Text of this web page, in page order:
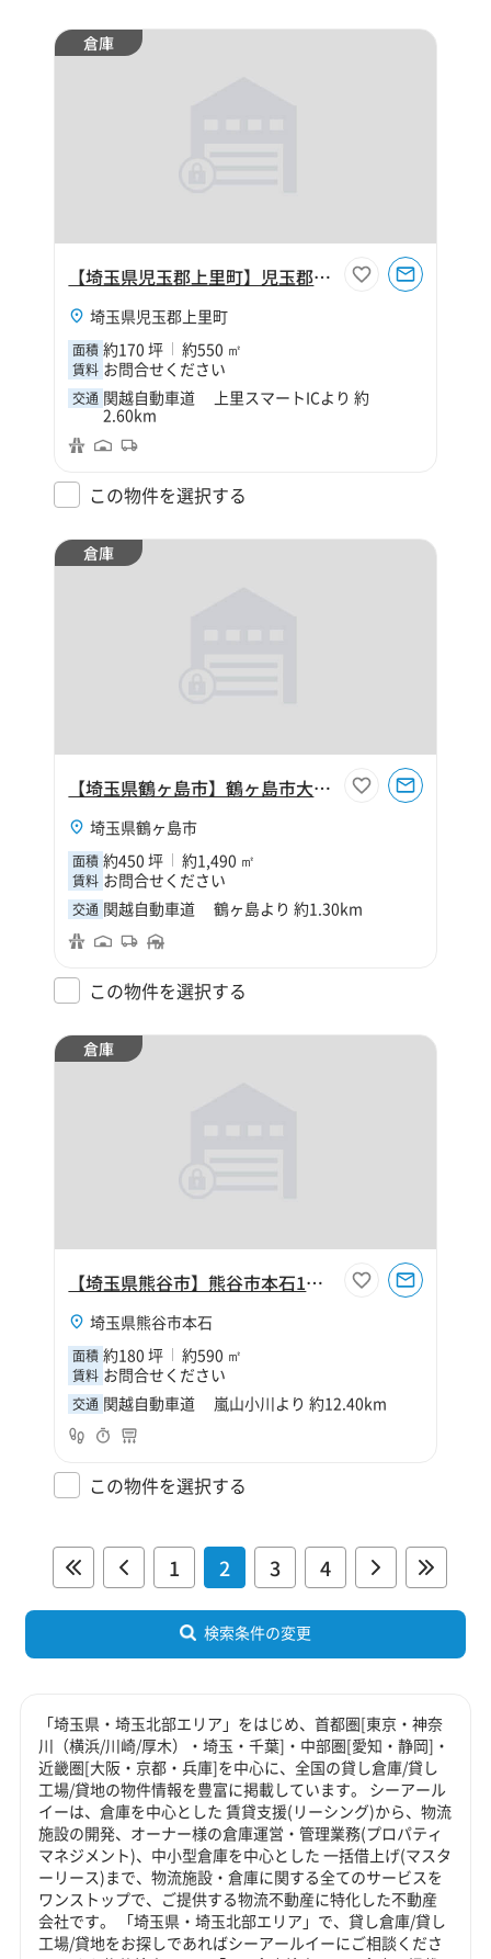
倉庫
【埼玉県児玉郡上里町】児玉郡上里町大字金久保170坪倉庫
埼玉県児玉郡上里町
面積 約170 坪 約550 ㎡
賃料 お問合せください
交通 関越自動車道 上里スマートICより 約
2.60km
この物件を選択する
倉庫
【埼玉県鶴ヶ島市】鶴ヶ島市大字藤金450坪倉庫
埼玉県鶴ヶ島市
面積 約450 坪 約1,490 ㎡
賃料 お問合せください
交通 関越自動車道 鶴ヶ島より 約1.30km
この物件を選択する
倉庫
【埼玉県熊谷市】熊谷市本石1丁目180坪倉庫
埼玉県熊谷市本石
面積 約180 坪 約590 ㎡
賃料 お問合せください
交通 関越自動車道 嵐山小川より 約12.40km
この物件を選択する
1 2 3 4
検索条件の変更
「埼玉県・埼玉北部エリア」をはじめ、首都圏[東京・神奈
川（横浜/川崎/厚木）・埼玉・千葉]・中部圏[愛知・静岡]・
近畿圏[大阪・京都・兵庫]を中心に、全国の貸し倉庫/貸し
工場/貸地の物件情報を豊富に掲載しています。 シーアール
イーは、倉庫を中心とした 賃貸支援(リーシング)から、物流
施設の開発、オーナー様の倉庫運営・管理業務(プロパティ
マネジメント)、中小型倉庫を中心とした 一括借上げ(マスタ
ーリース)まで、物流施設・倉庫に関する全てのサービスを
ワンストップで、ご提供する物流不動産に特化した不動産
会社です。 「埼玉県・埼玉北部エリア」で、貸し倉庫/貸し
工場/貸地をお探しであればシーアールイーにご相談くださ